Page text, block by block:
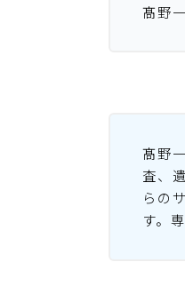
髙野
髙野
査、
らの
す。